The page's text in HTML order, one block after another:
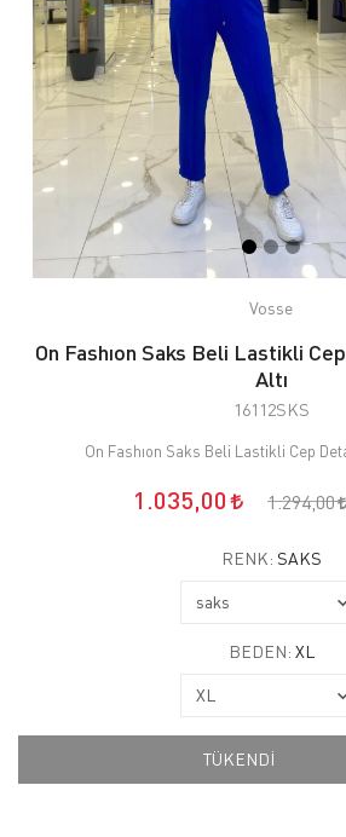
Vosse
On Fashıon Saks Beli Lastikli
Altı
16112SKS
On Fashıon Saks Beli Lastikli Cep
1.035,00 1.294,00
RENK: SAKS
BEDEN: XL
TÜKENDİ